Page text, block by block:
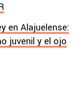
en Alajuelense:
juvenil y el ojo